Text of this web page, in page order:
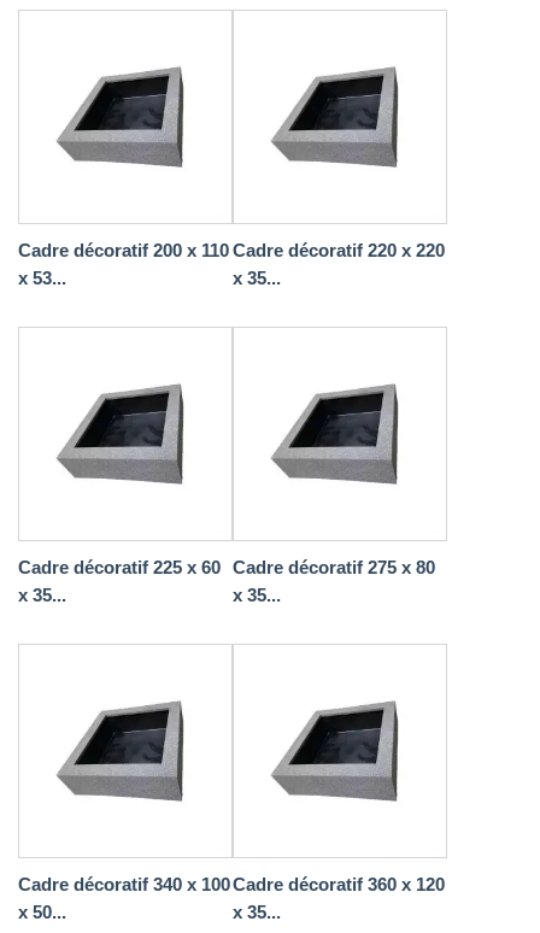
Cadre décoratif 200 x 110
x 53...
Cadre décoratif 220 x 220
x 35...
Cadre décoratif 225 x 60
x 35...
Cadre décoratif 275 x 80
x 35...
Cadre décoratif 340 x 100
x 50...
Cadre décoratif 360 x 120
x 35...